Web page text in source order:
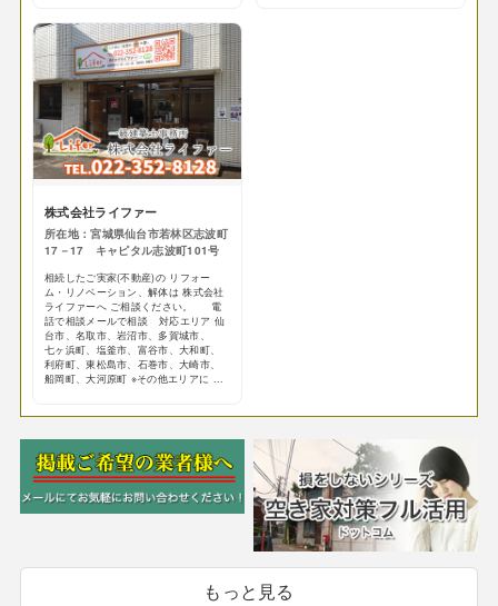
株式会社ライファー
所在地：宮城県仙台市若林区志波町
17－17 キャピタル志波町101号
相続したご実家(不動産)の リフォー
ム・リノベーション、解体は 株式会社
ライファーへ ご相談ください。 電
話で相談メールで相談 対応エリア 仙
台市、名取市、岩沼市、多賀城市、
七ヶ浜町、塩釜市、富谷市、大和町、
利府町、東松島市、石巻市、大崎市、
船岡町、大河原町 ※その他エリアに ...
もっと見る